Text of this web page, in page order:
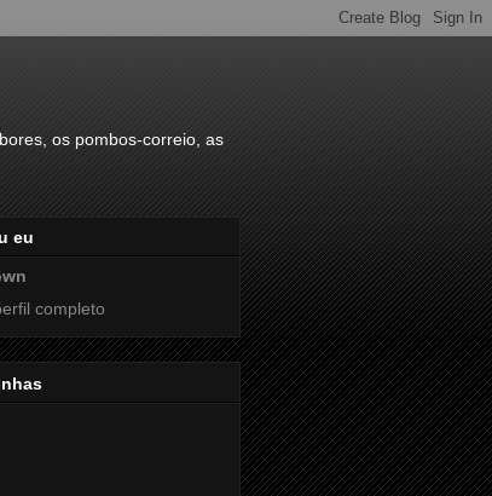
os pombos-correio, as
eu
completo